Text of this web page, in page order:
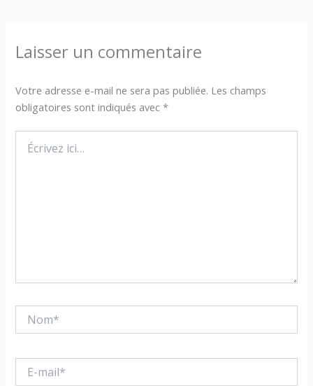
Laisser un commentaire
Votre adresse e-mail ne sera pas publiée. Les champs
obligatoires sont indiqués avec*
ici…
mail*